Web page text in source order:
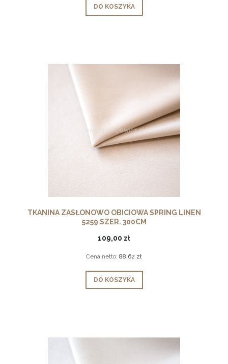
DO KOSZYKA
TKANINA ZASŁONOWO OBICIOWA SPRING LINEN
5259 SZER. 300CM
109,00 zł
Cena netto: 88,62 zł
DO KOSZYKA